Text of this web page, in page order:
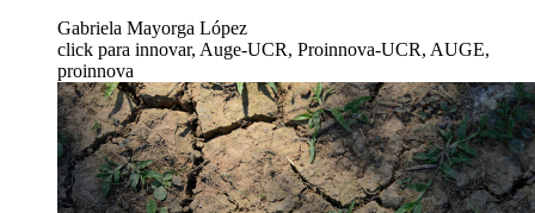
Gabriela Mayorga López
click para innovar, Auge-UCR, Proinnova-UCR, AUGE,
proinnova